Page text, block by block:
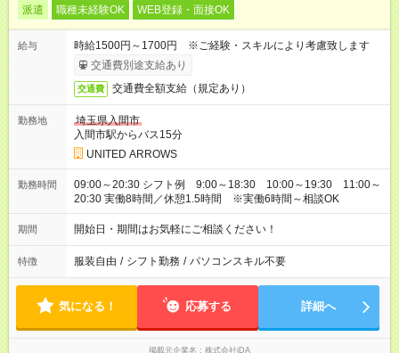
派遣 職種未経験OK WEB登録・面接OK
給与
時給1500円～1700円 ※ご経験・スキルにより考慮致します
交通費別途支給あり
交通費 交通費全額支給（規定あり）
勤務地
埼玉県入間市
入間市駅からバス15分
UNITED ARROWS
勤務時間
09:00～20:30 シフト例 9:00～18:30 10:00～19:30 11:00～
20:30 実働8時間／休憩1.5時間 ※実働6時間～相談OK
期間 開始日・期間はお気軽にご相談ください！
特徴 服装自由 / シフト勤務 / パソコンスキル不要
気になる！ 応募する 詳細へ
掲載元企業名 株式会社iDA